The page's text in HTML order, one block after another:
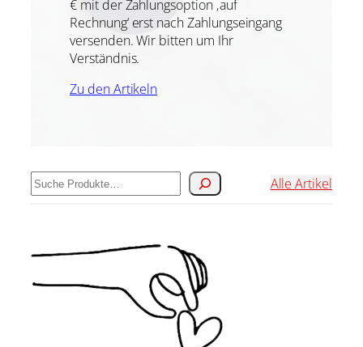
€ mit der Zahlungsoption ‚auf
Rechnung‘ erst nach Zahlungseingang
versenden. Wir bitten um Ihr
Verständnis.
Zu den Artikeln
Suchen Alle Artikel